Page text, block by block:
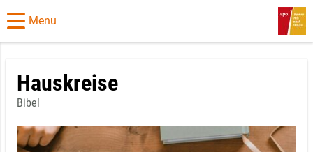
Menu
Hauskreise
Bibel